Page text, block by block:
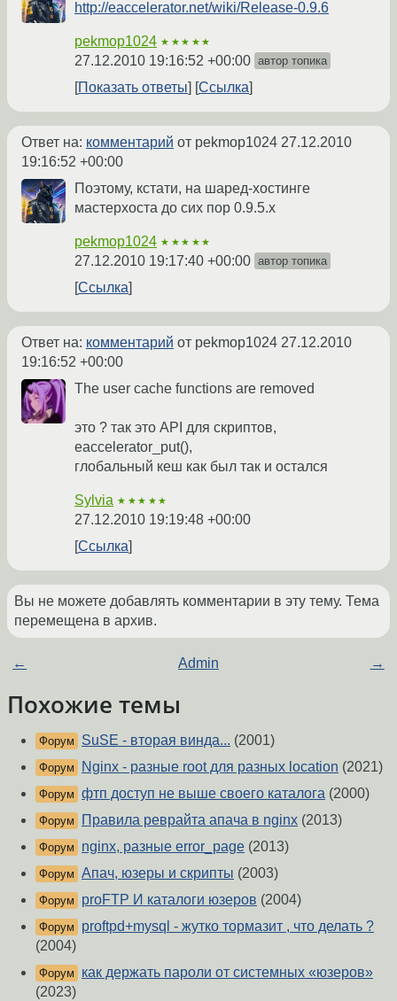
http://eaccelerator.net/wiki/Release-0.9.6
pekmop1024 ★★★★★
27.12.2010 19:16:52 +00:00 автор топика
Показать ответы Ссылка
Ответ на: комментарий от pekmop1024 27.12.2010
19:16:52 +00:00
Поэтому, кстати, на шаред-хостинге
мастерхоста до сих пор 0.9.5.x
pekmop1024 ★★★★★
27.12.2010 19:17:40 +00:00 автор топика
Ссылка
Ответ на: комментарий от pekmop1024 27.12.2010
19:16:52 +00:00
The user cache functions are removed
это ? так это API для скриптов,
eaccelerator_put(),
глобальный кеш как был так и остался
Sylvia ★★★★★
27.12.2010 19:19:48 +00:00
Ссылка
Вы не можете добавлять комментарии в эту тему. Тема
перемещена в архив.
← Admin →
Похожие темы
Форум SuSE - вторая винда... (2001)
Форум Nginx - разные root для разных location (2021)
Форум фтп доступ не выше своего каталога (2000)
Форум Правила реврайта апача в nginx (2013)
Форум nginx, разные error_page (2013)
Форум Апач, юзеры и скрипты (2003)
Форум proFTP И каталоги юзеров (2004)
Форум
proftpd+mysql - жутко тормазит , что делать ?
(2004)
Форум
как держать пароли от системных «юзеров»
(2023)